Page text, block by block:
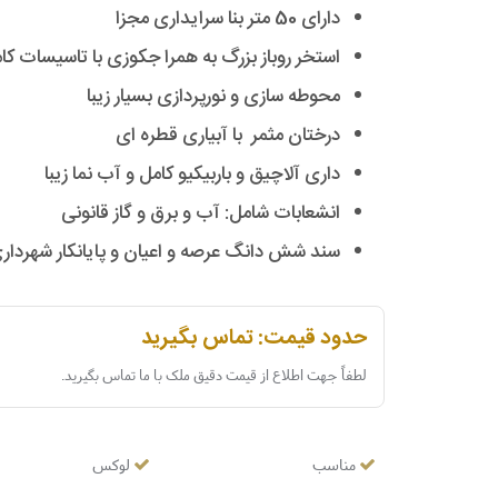
دارای 50 متر بنا سرایداری مجزا
استخر روباز بزرگ به همرا جکوزی با تاسیسات
محوطه سازی و نورپردازی بسیار زیبا
درختان مثمر با آبیاری قطره ای
داری آلاچیق و باربیکیو کامل و آب نما زیبا
انشعابات شامل: آب و برق و گاز قانونی
سند شش دانگ عرصه و اعیان و پایانکار
حدود قیمت: تماس بگیرید
لطفاً جهت اطلاع از قیمت دقیق ملک با ما تماس بگیرید.
مناسب لوکس